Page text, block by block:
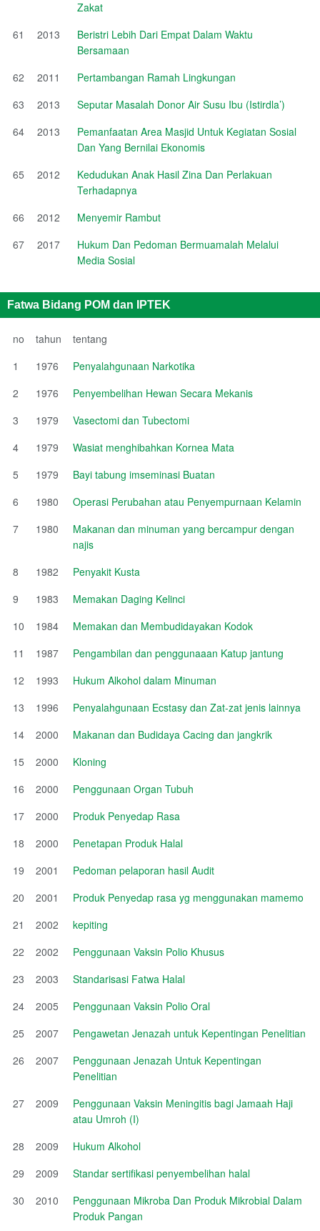
Zakat
61
2013
Beristri Lebih Dari Empat Dalam Waktu
Bersamaan
62
2011
Pertambangan Ramah Lingkungan
63
2013
Seputar Masalah Donor Air Susu Ibu (Istirdla’)
64
2013
Pemanfaatan Area Masjid Untuk Kegiatan Sosial
Dan Yang Bernilai Ekonomis
65
2012
Kedudukan Anak Hasil Zina Dan Perlakuan
Terhadapnya
66
2012
Menyemir Rambut
67
2017
Hukum Dan Pedoman Bermuamalah Melalui
Media Sosial
Fatwa Bidang POM dan IPTEK
no tahun
tentang
1
1976
Penyalahgunaan Narkotika
2
1976
Penyembelihan Hewan Secara Mekanis
3
1979
Vasectomi dan Tubectomi
4
1979
Wasiat menghibahkan Kornea Mata
5
1979
Bayi tabung imseminasi Buatan
6
1980
Operasi Perubahan atau Penyempurnaan Kelamin
7
1980
Makanan dan minuman yang bercampur dengan
najis
8
1982
Penyakit Kusta
9
1983
Memakan Daging Kelinci
10
1984
Memakan dan Membudidayakan Kodok
11
1987
Pengambilan dan penggunaaan Katup jantung
12
1993
Hukum Alkohol dalam Minuman
13
1996
Penyalahgunaan Ecstasy dan Zat-zat jenis lainnya
14
2000
Makanan dan Budidaya Cacing dan jangkrik
15
2000
Kloning
16
2000
Penggunaan Organ Tubuh
17
2000
Produk Penyedap Rasa
18
2000
Penetapan Produk Halal
19
2001
Pedoman pelaporan hasil Audit
20
2001
Produk Penyedap rasa yg menggunakan mamemo
21
2002
kepiting
22
2002
Penggunaan Vaksin Polio Khusus
23
2003
Standarisasi Fatwa Halal
24
2005
Penggunaan Vaksin Polio Oral
25
2007
Pengawetan Jenazah untuk Kepentingan Penelitian
26
2007
Penggunaan Jenazah Untuk Kepentingan
Penelitian
27
2009
Penggunaan Vaksin Meningitis bagi Jamaah Haji
atau Umroh (I)
28
2009
Hukum Alkohol
29
2009
Standar sertifikasi penyembelihan halal
30
2010
Penggunaan Mikroba Dan Produk Mikrobial Dalam
Produk Pangan